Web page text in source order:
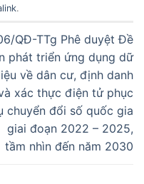
.
QĐ-TTg Phê duyệt Đề
phát triển ứng dụng dữ
về dân cư, định danh
xác thực điện tử phục
chuyển đổi số quốc gia
giai đoạn 2022 – 2025,
tầm nhìn đến năm 2030